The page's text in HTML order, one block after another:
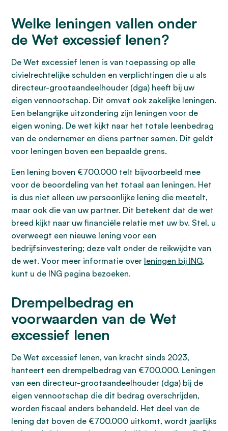
Welke leningen vallen onder
de Wet excessief lenen?
De Wet excessief lenen is van toepassing op alle
civielrechtelijke schulden en verplichtingen die u als
directeur-grootaandeelhouder (dga) heeft bij uw
eigen vennootschap. Dit omvat ook zakelijke leningen.
Een belangrijke uitzondering zijn leningen voor de
eigen woning. De wet kijkt naar het totale leenbedrag
van de ondernemer en diens partner samen. Dit geldt
voor leningen boven een bepaalde grens.
Een lening boven €700.000 telt bijvoorbeeld mee
voor de beoordeling van het totaal aan leningen. Het
is dus niet alleen uw persoonlijke lening die meetelt,
maar ook die van uw partner. Dit betekent dat de wet
breed kijkt naar uw financiële relatie met uw bv. Stel, u
overweegt een nieuwe lening voor een
bedrijfsinvestering; deze valt onder de reikwijdte van
de wet. Voor meer informatie over leningen bij ING,
kunt u de ING pagina bezoeken.
Drempelbedrag en
voorwaarden van de Wet
excessief lenen
De Wet excessief lenen, van kracht sinds 2023,
hanteert een drempelbedrag van €700.000. Leningen
van een directeur-grootaandeelhouder (dga) bij de
eigen vennootschap die dit bedrag overschrijden,
worden fiscaal anders behandeld. Het deel van de
lening dat boven de €700.000 uitkomt, wordt jaarlijks